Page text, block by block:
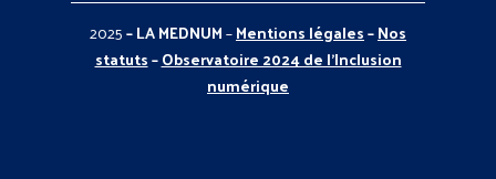
2025– LA MEDNUM–Mentions légales–Nos
statuts–Observatoire 2024 de l’Inclusion
numérique